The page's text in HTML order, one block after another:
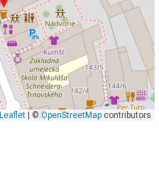
Leaflet| ©OpenStreetMapcontributors